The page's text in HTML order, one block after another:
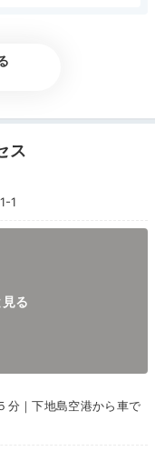
宿から車で約20分
ンプレート、食後の
素敵な商品が並んで
たが、朝には大きめ
皆さんフレンドリー
宮古島で1番の思い出
りましたが、それを
まし
、天
ス
1
分｜下地島空港から車で